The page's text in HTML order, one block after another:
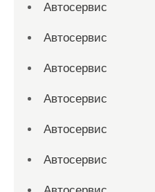
Автосервис
Автосервис
Автосервис
Автосервис
Автосервис
Автосервис